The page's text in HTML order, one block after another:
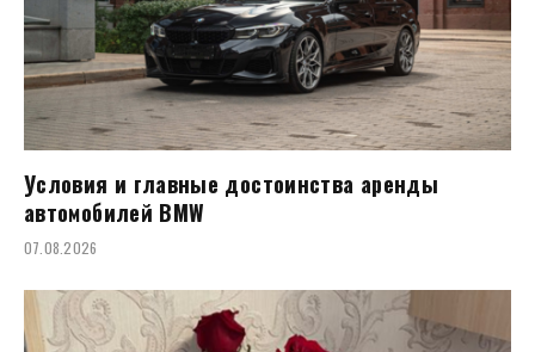
Условия и главные достоинства аренды
автомобилей BMW
07.08.2026